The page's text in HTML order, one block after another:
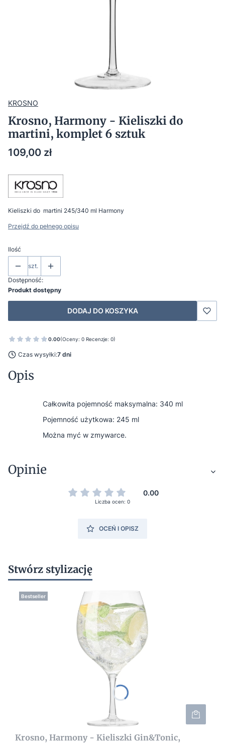
KROSNO
Krosno, Harmony - Kieliszki do
martini, komplet 6 sztuk
Cena
109,00 zł
Kieliszki do martini 245/340 ml Harmony
Przejdź do pełnego opisu
Ilość
szt.
Dostępność:
Produkt dostępny
DODAJ DO KOSZYKA
0.00(Oceny: 0 Recenzje: 0)
Czas wysyłki:7 dni
Opis
Całkowita pojemność maksymalna: 340 ml
Pojemność użytkowa: 245 ml
Można myć w zmywarce.
Opinie
0.00
Liczba ocen: 0
OCEŃ I OPISZ
Stwórz stylizację
Bestseller
Krosno, Harmony - Kieliszki Gin&Tonic,